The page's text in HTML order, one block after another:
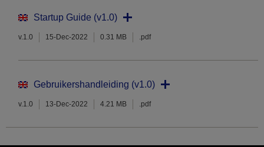
Startup Guide (v1.0)
v.1.0 15-Dec-2022 0.31 MB .pdf
Gebruikershandleiding (v1.0)
v.1.0 13-Dec-2022 4.21 MB .pdf